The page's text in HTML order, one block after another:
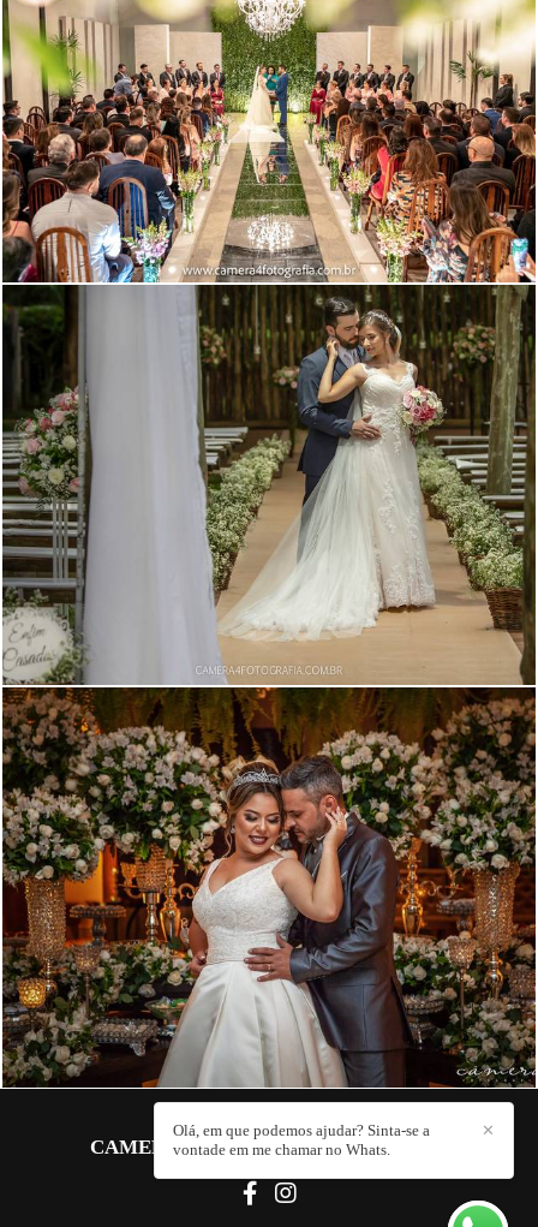
651 0
1459 38
2450 44
CAMERA 4 FOTOGRAFIA/CONTATO
✕
Olá, em que podemos ajudar? Sinta-se a
vontade em me chamar no Whats.